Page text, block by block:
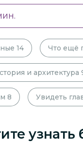
14 Что ещё
и архитектура
8 Увидеть